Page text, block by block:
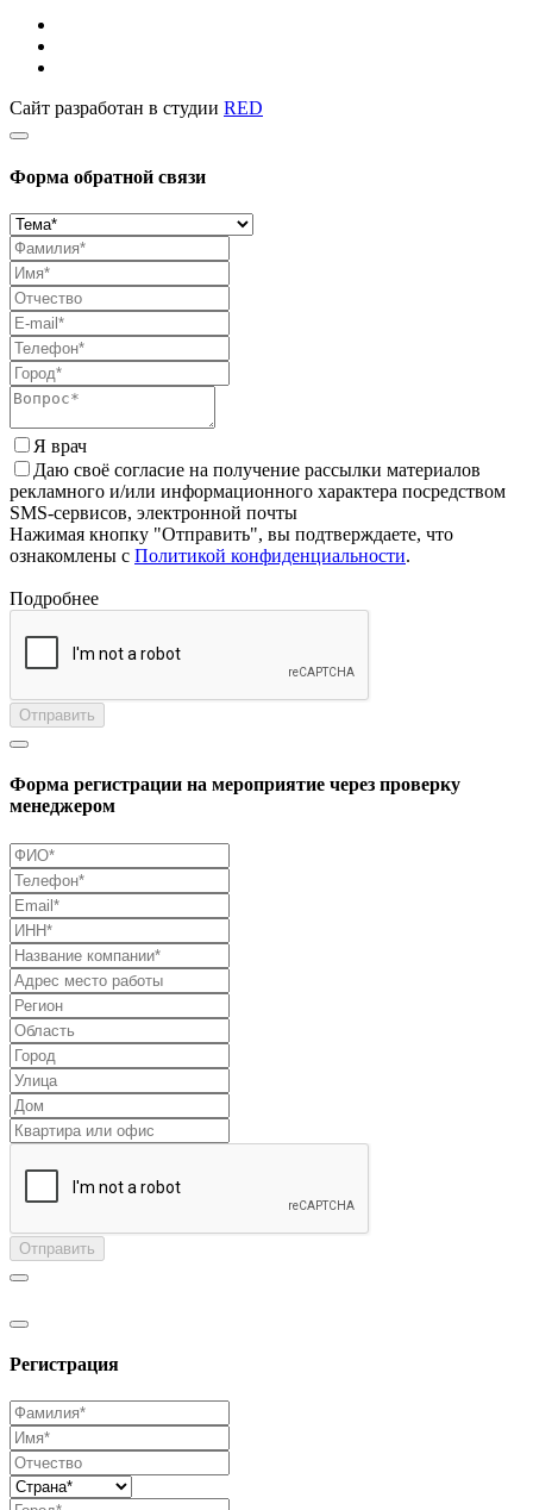
Сайт разработан в студии RED
Форма обратной связи
Я врач
Даю своё согласие на получение рассылки материалов
рекламного и/или информационного характера посредством
SMS-сервисов, электронной почты
Нажимая кнопку "Отправить", вы подтверждаете, что
ознакомлены с Политикой конфиденциальности.
Подробнее
Отправить
Форма регистрации на мероприятие через проверку
менеджером
Отправить
Регистрация